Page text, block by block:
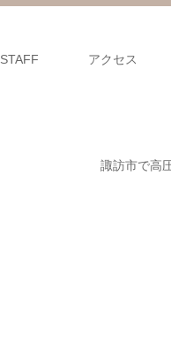
STAFF アクセス
諏訪市で高